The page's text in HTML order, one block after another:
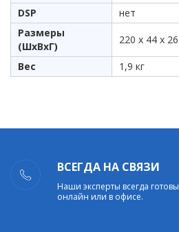
DSP
нет
Размеры
(ШхВхГ)
220 х 44 х
Вес 1,9 кг
ВСЕГДА НА СВЯЗИ
Наши эксперты всегда
онлайн или в офисе.